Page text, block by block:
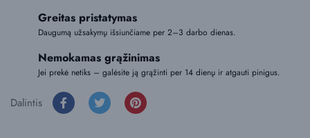
Greitas pristatymas
Daugumą užsakymų išsiunčiame per 2–3 darbo dienas.
Nemokamas grąžinimas
Jei prekė netiks – galėsite ją grąžinti per 14 dienų ir atgauti pinigus.
Dalintis